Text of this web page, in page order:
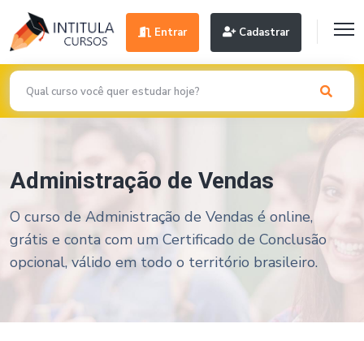
Entrar Cadastrar
Administração de Vendas
O curso de Administração de Vendas é online,
grátis e conta com um Certificado de Conclusão
opcional, válido em todo o território brasileiro.